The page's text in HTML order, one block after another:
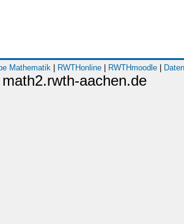
Mathematik RWTHonline RWTHmoodle
math2.rwth-aachen.de